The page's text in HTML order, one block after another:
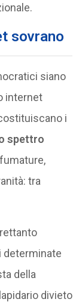
sovrano
siano
internet
i
spettro
tra
determinate
della
divieto